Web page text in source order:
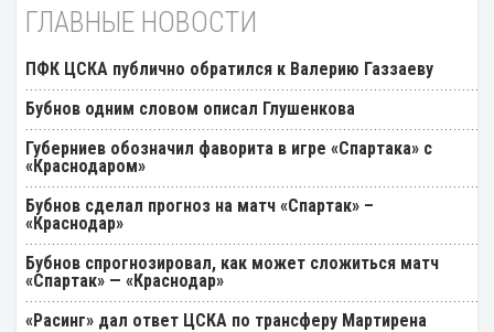
ГЛАВНЫЕ НОВОСТИ
ПФК ЦСКА публично обратился к Валерию Газзаеву
Бубнов одним словом описал Глушенкова
Губерниев обозначил фаворита в игре «Спартака» с
«Краснодаром»
Бубнов сделал прогноз на матч «Спартак» –
«Краснодар»
Бубнов спрогнозировал, как может сложиться матч
«Спартак» — «Краснодар»
«Расинг» дал ответ ЦСКА по трансферу Мартирена